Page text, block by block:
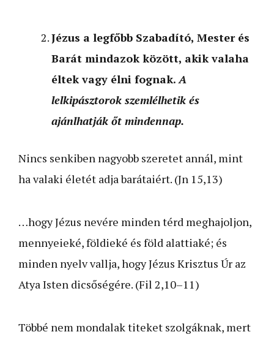
Jézus a legfőbb Szabadító, Mester és
Barát mindazok között, akik valaha
éltek vagy élni fognak.A
lelkipásztorok szemlélhetik és
ajánlhatják őt mindennap.
Nincs senkiben nagyobb szeretet annál, mint
ha valaki életét adja barátaiért. (Jn 15,13)
…hogy Jézus nevére minden térd meghajoljon,
mennyeieké, földieké és föld alattiaké; és
minden nyelv vallja, hogy Jézus Krisztus Úr az
Atya Isten dicsőségére. (Fil 2,10–11)
Többé nem mondalak titeket szolgáknak, mert